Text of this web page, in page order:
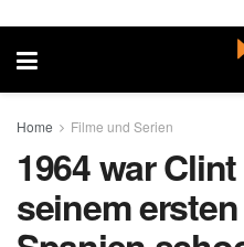
Home Filme und Serien
1964 war
seinem